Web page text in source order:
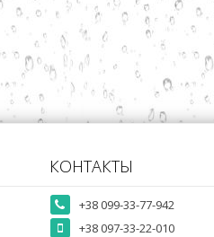
КОНТАКТЫ
+38 099-33-77-942
+38 097-33-22-010